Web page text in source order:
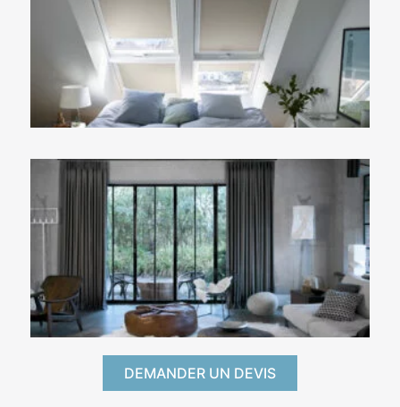
DEMANDER UN DEVIS